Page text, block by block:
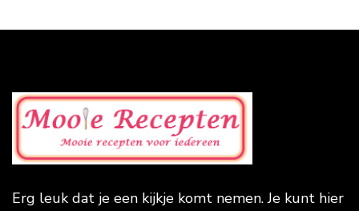
Erg leuk dat je een kijkje komt nemen. Je kunt hier